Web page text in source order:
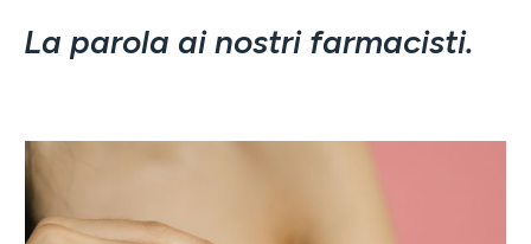
La parola ai nostri farmacisti.